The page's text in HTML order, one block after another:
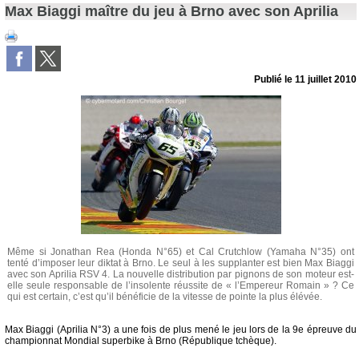
Max Biaggi maître du jeu à Brno avec son Aprilia
Publié le11 juillet 2010
Même si Jonathan Rea (Honda N°65) et Cal Crutchlow (Yamaha N°35) ont
tenté d’imposer leur diktat à Brno. Le seul à les supplanter est bien Max Biaggi
avec son Aprilia RSV 4. La nouvelle distribution par pignons de son moteur est-
elle seule responsable de l’insolente réussite de « l’Empereur Romain » ? Ce
qui est certain, c’est qu’il bénéficie de la vitesse de pointe la plus élévée.
Max Biaggi (Aprilia N°3) a une fois de plus mené le jeu lors de la 9e épreuve du
championnat Mondial superbike à Brno (République tchèque).